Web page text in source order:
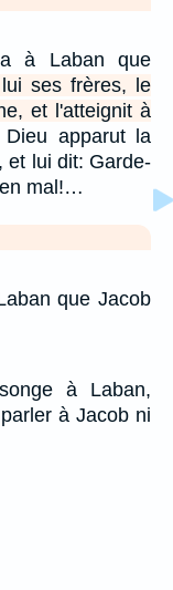
à Laban que
ses frères, le
et l'atteignit à
Dieu apparut la
et lui dit: Garde-
mal!…
que Jacob
à Laban,
à Jacob ni